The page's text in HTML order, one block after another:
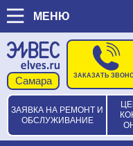
МЕНЮ
ЗАЯВКА НА РЕМОНТ И
ОБСЛУЖИВАНИЕ
ЗАКАЗАТЬ